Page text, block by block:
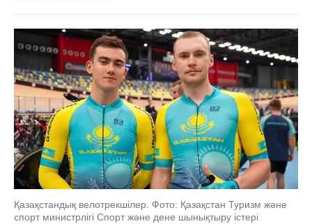
Қазақстандық велотрекшілер. Фото: Қазақстан Туризм және
спорт министрлігі Спорт және дене шынықтыру істері